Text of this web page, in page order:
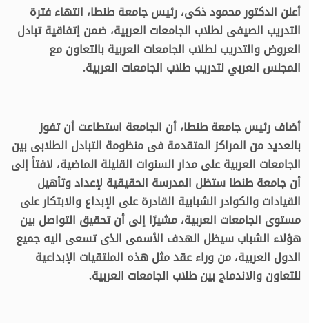
أعلن الدكتور محمود ذكى، رئيس جامعة طنطا، انتهاء فترة
التدريب الصيفى لطلاب الجامعات العربية، ضمن إتفاقية تبادل
العروض والتدريب لطلاب الجامعات العربية بالتعاون مع
المجلس العربي لتدريب طلاب الجامعات العربية.
أضاف رئيس جامعة طنطا، أن الجامعة استطاعت أن تفوز
بالعديد من المراكز المتقدمة فى منظومة التبادل الطلابى بين
الجامعات العربية على مدار السنوات القليلة الماضية، لافتاً إلى
أن جامعة طنطا ستظل المدرسة الحقيقية لإعداد وتأهيل
القيادات والكوادر الشبابية القادرة على الإبداع والابتكار على
مستوى الجامعات العربية، مشيرًا إلى أن تحقيق التواصل بين
هؤلاء الشباب سيظل الهدف الأسمى الذى تسعى اليه جميع
الدول العربية، من وراء عقد مثل هذه الملتقيات الإبداعية
للتعاون والاندماج بين طلاب الجامعات العربية.